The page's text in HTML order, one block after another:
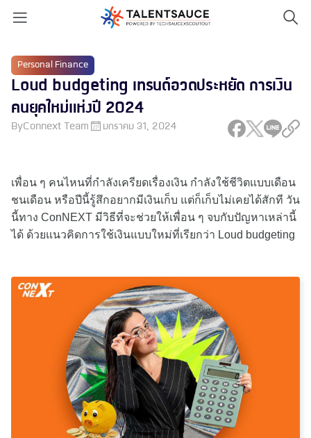
Personal Finance
Loud budgeting เทรนด์อวดประหยัด การเงิน
คนยุคใหม่แห่งปี 2024
ByConnext Team มกราคม 31, 2024
เพื่อน ๆ คนไหนที่กำลังเครียดเรื่องเงิน กำลังใช้ชีวิตแบบเดือน
ชนเดือน หรือปีนี้รู้สึกอยากมีเงินเก็บ แต่ก็เก็บไม่เคยได้สักที วัน
นี้ทาง ConNEXT มีวิธีที่จะช่วยให้เพื่อน ๆ จบกับปัญหาเหล่านี้
ได้ ด้วยแนวคิดการใช้เงินแบบใหม่ที่เรียกว่า Loud budgeting